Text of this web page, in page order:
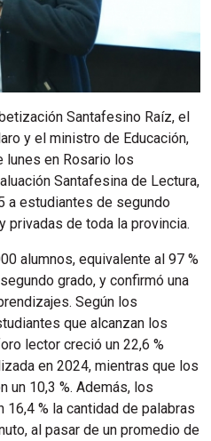
Santafesino Raíz, el
y el ministro de Educación,
lunes en Rosario los
Santafesina de Lectura,
a estudiantes de segundo
privadas de toda la provincia.
alumnos, equivalente al 97 %
grado, y confirmó una
Según los
que alcanzan los
lector creció un 22,6 %
en 2024, mientras que los
10,3 %. Además, los
16,4 % la cantidad de palabras
al pasar de un promedio de